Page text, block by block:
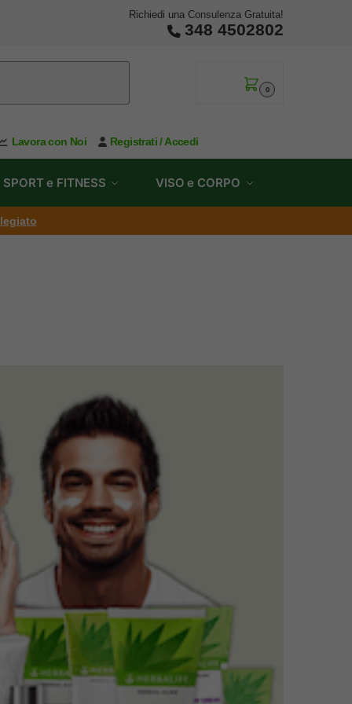
Richiedi una Consulenza Gratuita!
348 4502802
Lavora con Noi Registrati / Accedi
0
SPORT e FITNESS VISO e CORPO